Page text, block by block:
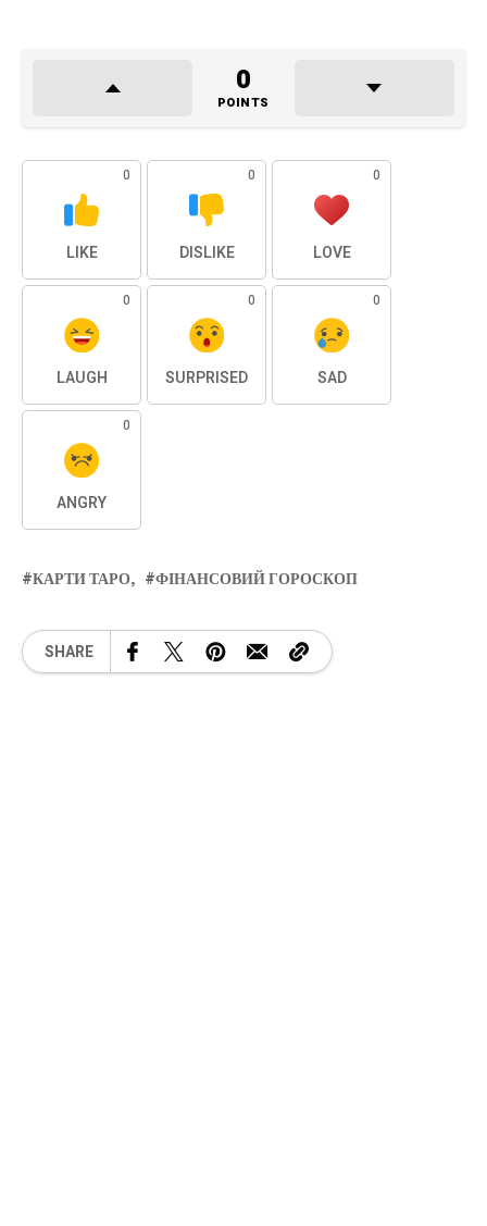
0
POINTS
0
LIKE
0
DISLIKE
0
LOVE
0
LAUGH
0
SURPRISED
0
SAD
0
ANGRY
КАРТИ ТАРО ФІНАНСОВИЙ ГОРОСКОП
SHARE